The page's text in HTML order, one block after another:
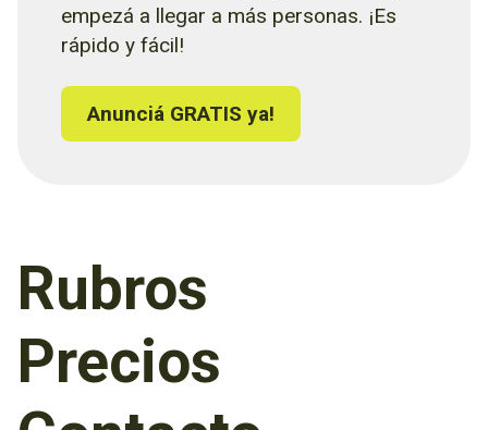
empezá a llegar a más personas. ¡Es
rápido y fácil!
Anunciá GRATIS ya!
Rubros
Precios